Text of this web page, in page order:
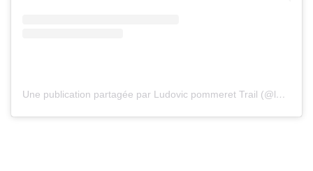
Une publication partagée par Ludovic pommeret Trail (@ludovic_pommeret)